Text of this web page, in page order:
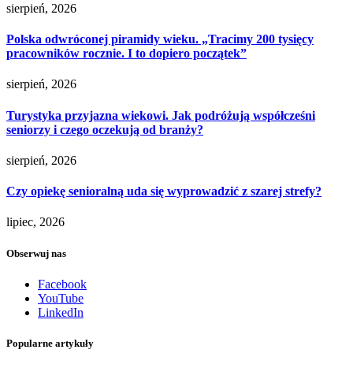
sierpień, 2026
Polska odwróconej piramidy wieku. „Tracimy 200 tysięcy
pracowników rocznie. I to dopiero początek”
sierpień, 2026
Turystyka przyjazna wiekowi. Jak podróżują współcześni
seniorzy i czego oczekują od branży?
sierpień, 2026
Czy opiekę senioralną uda się wyprowadzić z szarej strefy?
lipiec, 2026
Obserwuj nas
Facebook
YouTube
LinkedIn
Popularne artykuły